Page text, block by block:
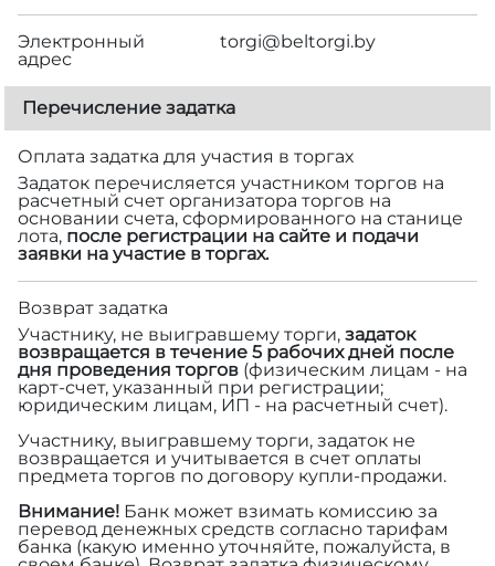
Электронный
адрес
torgi@beltorgi.by
Перечисление задатка
Оплата задатка для участия в торгах
Задаток перечисляется участником торгов на
расчетный счет организатора торгов на
основании счета, сформированного на станице
лота, после регистрации на сайте и подачи
заявки на участие в торгах.
Возврат задатка
Участнику, не выигравшему торги, задаток
возвращается в течение 5 рабочих дней после
дня проведения торгов (физическим лицам - на
карт-счет, указанный при регистрации;
юридическим лицам, ИП - на расчетный счет).
Участнику, выигравшему торги, задаток не
возвращается и учитывается в счет оплаты
предмета торгов по договору купли-продажи.
Внимание! Банк может взимать комиссию за
перевод денежных средств согласно тарифам
банка (какую именно уточняйте, пожалуйста, в